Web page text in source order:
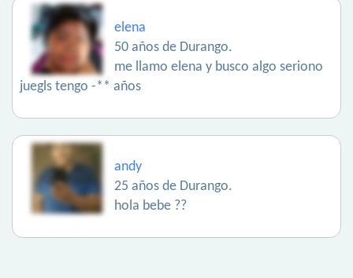
elena
50 años de Durango.
me llamo elena y busco algo seriono
juegls tengo -** años
andy
25 años de Durango.
hola bebe ??